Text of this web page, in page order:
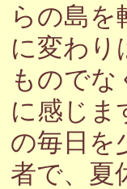
らの島
に変わり
もので
に感じま
の毎日を
者で、夏